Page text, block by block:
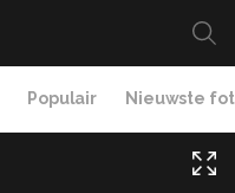
Populair Nieuwste